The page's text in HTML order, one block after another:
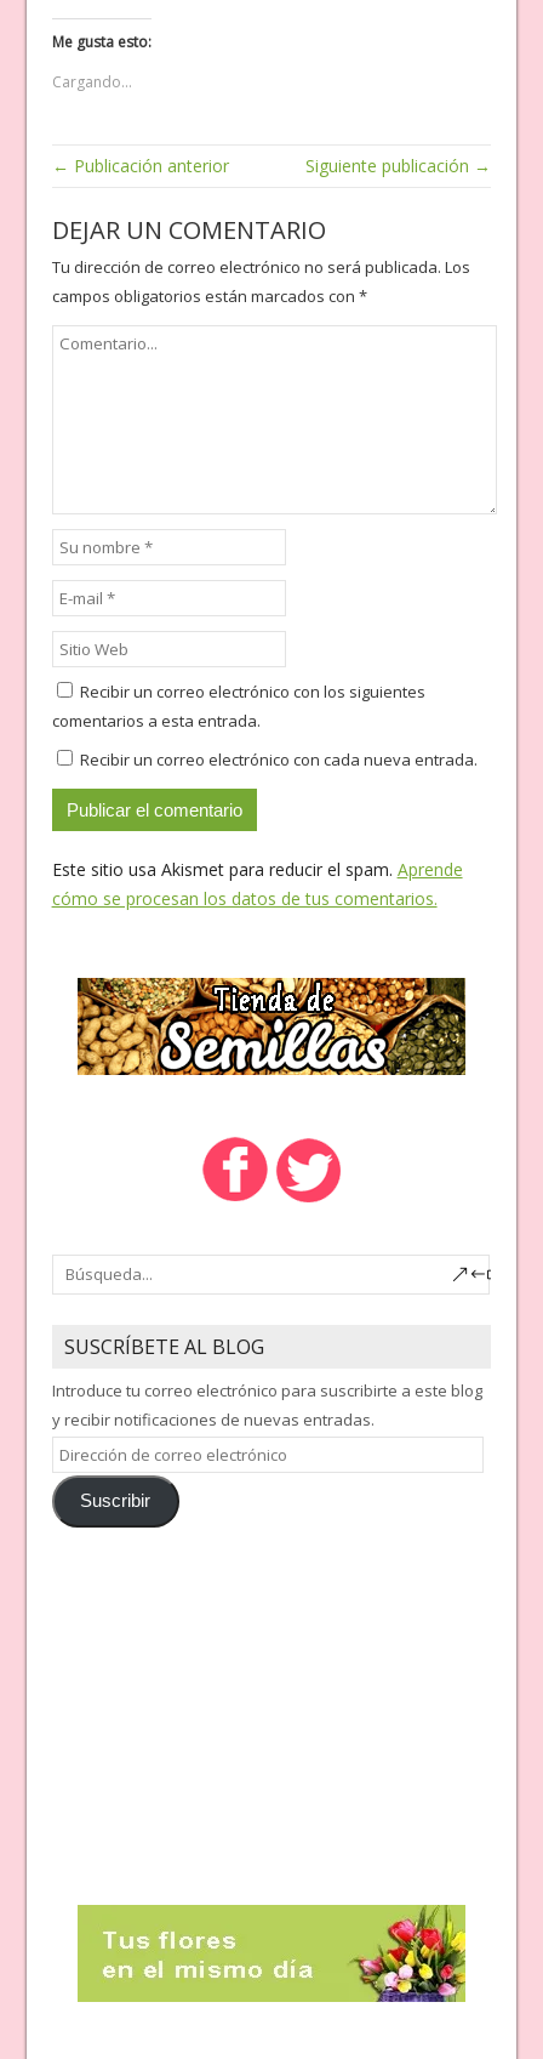
Me gusta esto:
Cargando...
← Publicación anterior Siguiente publicación →
DEJAR UN COMENTARIO
Tu dirección de correo electrónico no será publicada. Los
campos obligatorios están marcados con *
Recibir un correo electrónico con los siguientes
comentarios a esta entrada.
Recibir un correo electrónico con cada nueva entrada.
Este sitio usa Akismet para reducir el spam. Aprende
cómo se procesan los datos de tus comentarios.
SUSCRÍBETE AL BLOG
Introduce tu correo electrónico para suscribirte a este blog
y recibir notificaciones de nuevas entradas.
Dirección
de
correoSuscribir